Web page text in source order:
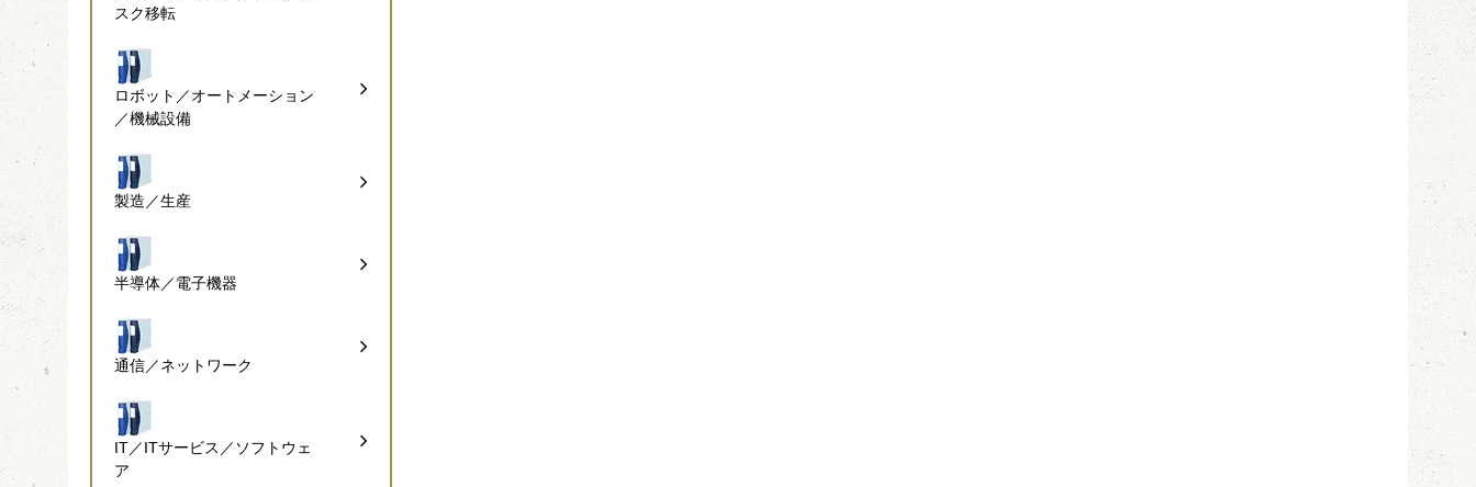
スク移転
ロボット／オートメーション
／機械設備
製造／生産
半導体／電子機器
通信／ネットワーク
IT／ITサービス／ソフトウェ
ア